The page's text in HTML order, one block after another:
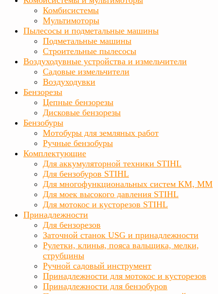
Комбисистемы
Мультимоторы
Пылесосы и подметальные машины
Подметальные машины
Строительные пылесосы
Воздуходувные устройства и измельчители
Садовые измельчители
Воздуходувки
Бензорезы
Цепные бензорезы
Дисковые бензорезы
Бензобуры
Мотобуры для земляных работ
Ручные бензобуры
Комплектующие
Для аккумуляторной техники STIHL
Для бензобуров STIHL
Для многофункциональных систем KM, MM
Для моек высокого давления STIHL
Для мотокос и кусторезов STIHL
Принадлежности
Для бензорезов
Заточной станок USG и принадлежности
Рулетки, клинья, пояса вальщика, мелки,
струбцины
Ручной садовый инструмент
Принадлежности для мотокос и кусторезов
Принадлежности для бензобуров